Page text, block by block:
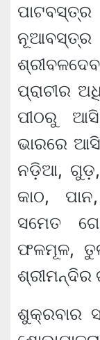
ନୂଆବସ୍ତ୍ର
ପ୍ରାଚୀର
ପୀଠରୁ
ଭାରରେ
ନଡ଼ିଆ, ଗୁଡ଼,
କାଠ,
ସମେତ
ଫଳମୂଳ,
ଶ୍ରୀମନ୍ଦିର
ଶୁକ୍ରବାର